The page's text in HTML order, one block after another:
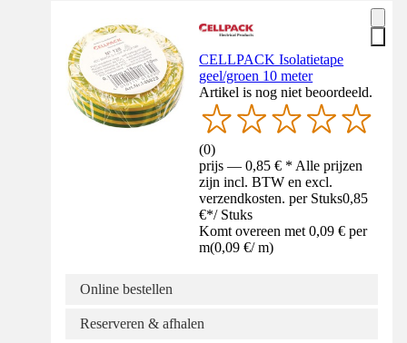
CELLPACK Isolatietape
geel/groen 10 meter
Artikel is nog niet beoordeeld.
(0)
prijs — 0,85 € * Alle prijzen
zijn incl. BTW en excl.
verzendkosten. per Stuks0,85
€*/ Stuks
Komt overeen met 0,09 € per
m(0,09 €/ m)
Online bestellen
Reserveren & afhalen